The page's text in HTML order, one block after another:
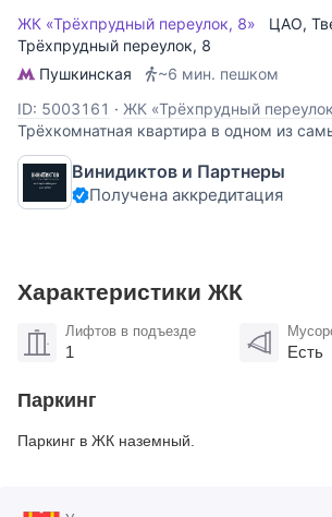
ЖК «Трёхпрудный переулок, 8» ЦАО,
Трёхпрудный переулок, 8
Пушкинская
~6 мин. пешком
ID: 5003161 · ЖК «Трёхпрудный
Трёхкомнатная квартира в одном из
домов старой Москвы — в Трёхпрудном
минутах пешком от Патриарших.
архитектура, высокий этаж, тишина
Винидиктов и Партнеры
Получена аккредитация
Характеристики ЖК
Лифтов в подъезде
1 Есть
Паркинг
Паркинг в ЖК наземный.